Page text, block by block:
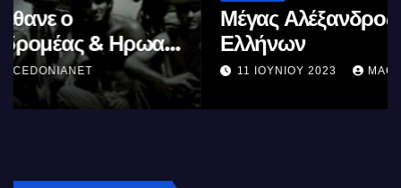
Μέγας Αλέξανδρος: Ο μέγιστος των
Ελλήνων
11 ΙΟΥΝΊΟΥ 2023 MACEDONIANET